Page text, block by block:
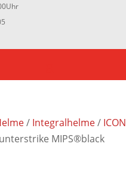
/ Integralhelme/ ICON
MIPS®black